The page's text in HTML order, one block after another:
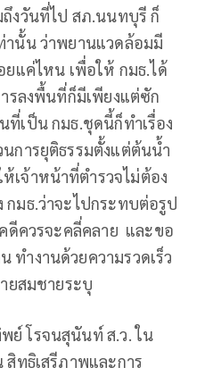
ถึงวันที่ไป สภ.นนทบุรี ก็
านั้น ว่าพยานแวดล้อมมี
ยแค่ไหน เพื่อให้ กมธ.ได้
รลงพื้นที่ก็มีเพียงแต่ซัก
เป็น กมธ.ชุดนี้ก็ทำเรื่อง
การยุติธรรมตั้งแต่ต้นน้ำ
เจ้าหน้าที่ตำรวจไม่ต้อง
กมธ.ว่าจะไปกระทบต่อรูป
ดีควรจะคลี่คลาย และขอ
ทำงานด้วยความรวดเร็ว
ยสมชายระบุ
โรจนสุนันท์ ส.ว. ใน
ทธิเสรีภาพและการ